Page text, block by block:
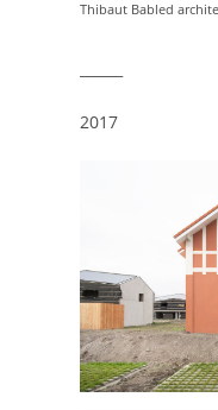
Thibaut Babled
2017